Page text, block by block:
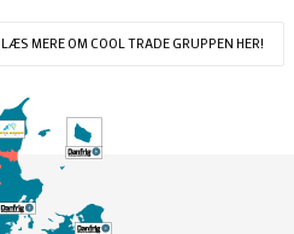
LÆS MERE OM COOL TRADE GRUPPEN HER!